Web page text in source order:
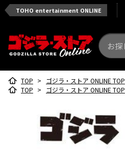
TOHO entertainment ONLINE
TOP > ゴジラ・ストア ONLINE TOP
TOP > ゴジラ・ストア ONLINE TOP